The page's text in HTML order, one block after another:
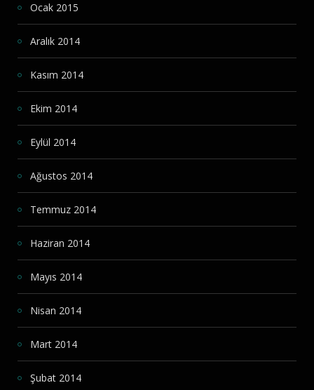
Ocak 2015
Aralık 2014
Kasım 2014
Ekim 2014
Eylül 2014
Ağustos 2014
Temmuz 2014
Haziran 2014
Mayıs 2014
Nisan 2014
Mart 2014
Şubat 2014